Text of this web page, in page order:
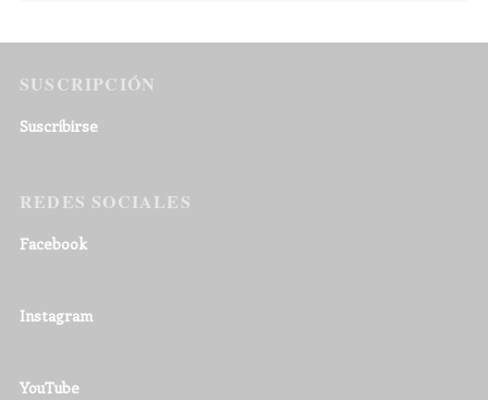
SUSCRIPCIÓN
Suscribirse
REDES SOCIALES
Facebook
Instagram
YouTube